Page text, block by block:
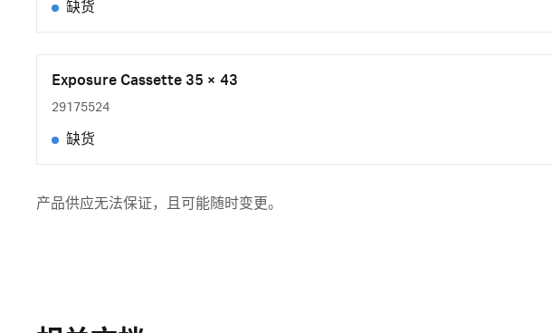
缺货
Exposure Cassette 35 × 43
29175524
缺货
产品供应无法保证，且可能随时变更。